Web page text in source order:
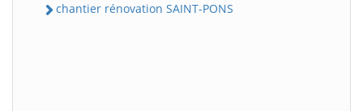
chantier rénovation SAINT-PONS